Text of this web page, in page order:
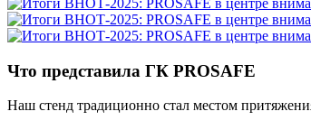
Что представила ГК PROSAFE
Наш стенд традиционно стал местом